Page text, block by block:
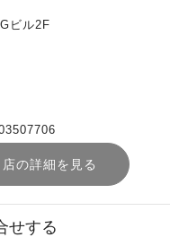
ビル2F
の詳細を見る
せする